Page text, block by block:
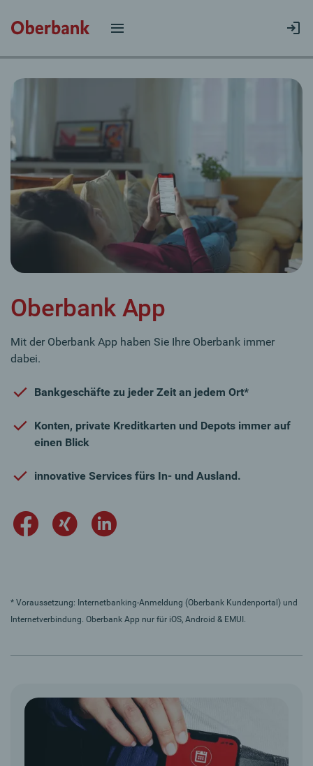
Oberbank App
Mit der Oberbank App haben Sie Ihre Oberbank immer
dabei.
Bankgeschäfte zu jeder Zeit an jedem Ort*
Konten, private Kreditkarten und Depots immer auf
einen Blick
innovative Services fürs In- und Ausland.
* Voraussetzung: Internetbanking-Anmeldung (Oberbank Kundenportal) und
Internetverbindung. Oberbank App nur für iOS, Android & EMUI.